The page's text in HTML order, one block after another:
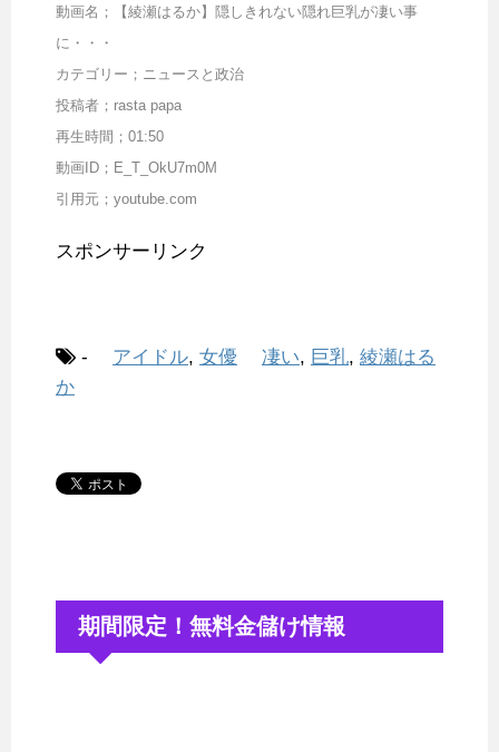
動画名；【綾瀬はるか】隠しきれない隠れ巨乳が凄い事
に・・・
カテゴリー；ニュースと政治
投稿者；rasta papa
再生時間；01:50
動画ID；E_T_OkU7m0M
引用元；youtube.com
スポンサーリンク
- アイドル, 女優 凄い, 巨乳, 綾瀬はる
か
期間限定！無料金儲け情報